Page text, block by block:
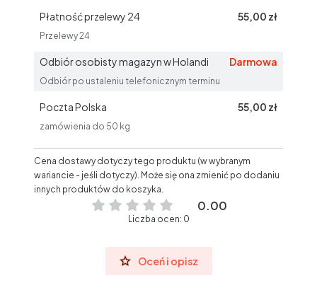
Płatność przelewy 24 55,00 zł
Przelewy 24
Odbiór osobisty magazyn w Holandi Darmowa
Odbiór po ustaleniu telefonicznym terminu
Poczta Polska 55,00 zł
zamówienia do 50 kg
Cena dostawy dotyczy tego produktu (w wybranym
wariancie - jeśli dotyczy). Może się ona zmienić po dodaniu
innych produktów do koszyka.
0.00
Liczba ocen: 0
Oceń i opisz